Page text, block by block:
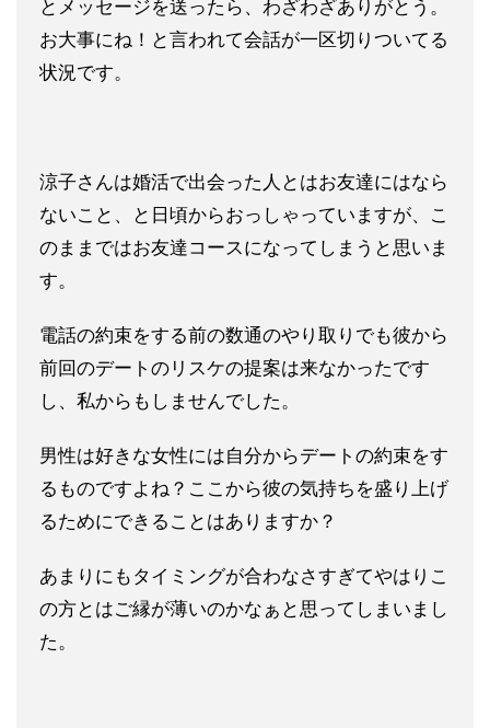
とメッセージを送ったら、 わざわざありがとう。
お大事にね！と言われて会話が一区切りついてる
状況です。
涼子さんは婚活で出会った人とはお友達にはなら
ないこと、と日頃からおっしゃっていますが、こ
のままではお友達コースになってし まうと思いま
す。
電話の約束をする前の数通のやり取りでも彼から
前回のデートのリスケの提案は来なかったです
し、 私からもしませんでした。
男性は好きな女性には自分からデートの約束をす
るものですよね？ここから彼の気持ちを盛り上げ
るためにできることはありますか？
あまりにもタイミングが合わなさすぎてやはりこ
の方とはご縁が薄いのかなぁと思ってしまいまし
た。